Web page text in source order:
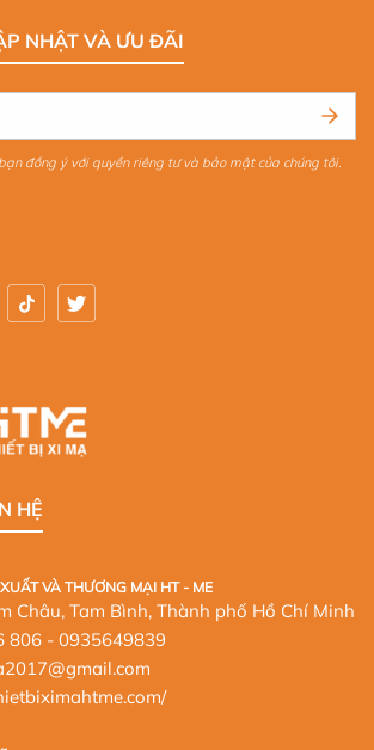
NHẬT VÀ ƯU ĐÃI
đồng ý với quyền riêng tư và bảo mật của chúng tôi.
HỆ
VÀ THƯƠNG MẠI HT - ME
Châu, Tam Bình, Thành phố Hồ Chí Minh
806 - 0935649839